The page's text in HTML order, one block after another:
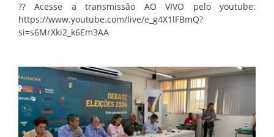
?? Acesse a transmissão AO VIVO pelo youtube:
https://www.youtube.com/live/e_g4X1lFBmQ?
si=s6MrXki2_k6Em3AA